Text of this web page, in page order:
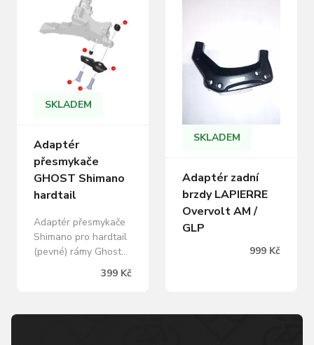
SKLADEM
Adaptér
přesmykače
GHOST Shimano
hardtail
Adaptér přesmykače
Shimano pro hardtail
(pevné) rámy Ghost
pro uchycení E-type.
399 Kč
SKLADEM
Adaptér zadní
brzdy LAPIERRE
Overvolt AM /
GLP
999 Kč